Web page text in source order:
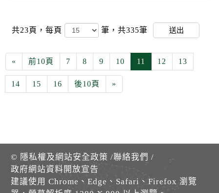
共23頁， 每頁 筆，共335筆 送出
« 前10頁 7 8 9 10 11 12 13
14 15 16 後10頁 »
© 隱私權及網站安全政策 /聯絡我們 /
政府網站資料開放宣告
建議使用 Chrome、Edge、Safari、Firefox 瀏覽